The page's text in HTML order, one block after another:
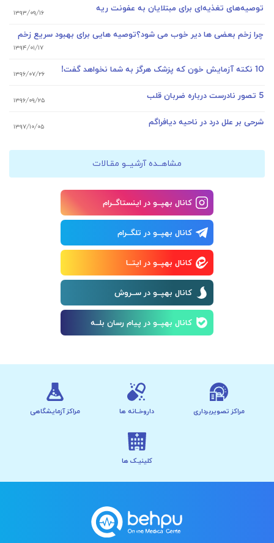
توصیه‌های تغذیه‌ای برای مبتلایان به عفونت ریه ۱۳۹۳/۰۹/۱۶
چرا زخم بعضی ها دیر خوب می شود؟توصیه هایی برای بهبود سریع زخم
۱۳۹۴/۰۱/۱۷
10 نکته آزمایش خون که پزشک هرگز به شما نخواهد گفت! ۱۳۹۶/۰۷/۲۶
5 تصور نادرست درباره ضربان قلب ۱۳۹۶/۰۹/۲۵
شرحی بر علل درد در ناحیه دیافراگم ۱۳۹۷/۱۰/۰۵
مشاهــده آرشیــو مقـالات
کانال بهپــو در اینستاگــرام
کانال بهپــو در تلگــرام
کانال بهپــو در ایتــا
کانال بهپــو در ســروش
کانال بهپــو در پیام رسان بلــه
مراکز تصویربرداری داروخــانه ها مراکز آزمایشگاهی
کلینیـک ها